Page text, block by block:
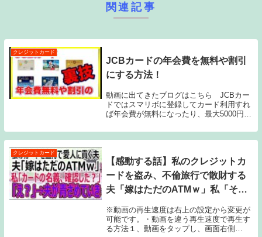
関連記事
クレジットカード
JCBカードの年会費を無料や割引
にする方法！
動画に出てきたブログはこちら JCBカー
ドではスマリボに登録してカード利用すれ
ば年会費が無料になったり、最大5000円割
をできるだけ短期間でこの優遇を受ける方
法をご紹介しています。▼チャンネル登録
クレジットカード
【感動する話】私のクレジットカ
ードを盗み、不倫旅行で散財する
夫「嫁はただのATMｗ」私「その
夫「え？」→夫が顔面蒼白に
【スカッと】【修羅場】
※動画の再生速度は右上の設定から変更が
可能です。・動画を違う再生速度で再生す
る方法１、動画をタップし、画面右側